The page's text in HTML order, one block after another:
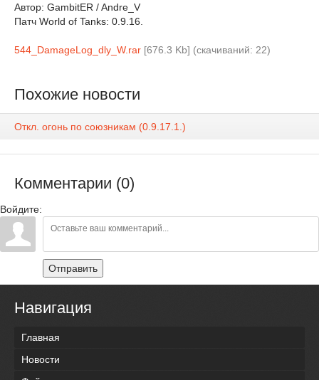
Автор: GambitER / Andre_V
Патч World of Tanks: 0.9.16.
544_DamageLog_dly_W.rar [676.3 Kb] (cкачиваний: 22)
Похожие новости
Откл. огонь по союзникам (0.9.17.1.)
Комментарии (0)
Войдите:
Отправить
Навигация
Главная
Новости